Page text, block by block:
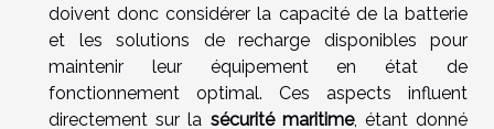
doivent donc considérer la capacité de la batterie
et les solutions de recharge disponibles pour
maintenir leur équipement en état de
fonctionnement optimal. Ces aspects influent
directement sur la sécurité maritime, étant donné